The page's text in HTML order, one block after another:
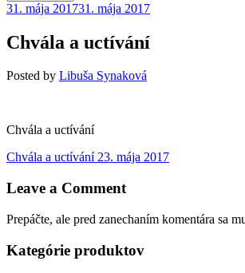
31. mája 201731. mája 2017
Chvála a uctívání
Posted by Libuša Synaková
Chvála a uctívání
Navigácia
v
Chvála a uctívání Previous
23. mája 2017
Leave a Comment
Prepáčte, ale pred zanechaním komentára sa
Kategórie produktov